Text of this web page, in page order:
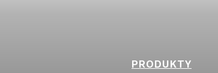
PRODUKTY